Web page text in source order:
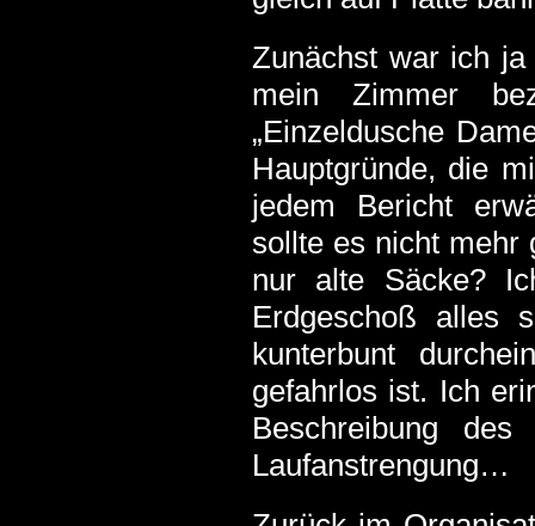
Zunächst war ich
mein Zimmer
„Einzeldusche
Hauptgründe, die
jedem Bericht
sollte es nicht mehr
nur alte Säcke?
Erdgeschoß alles
kunterbunt
gefahrlos ist. Ich
Beschreibung
Laufanstrengung…